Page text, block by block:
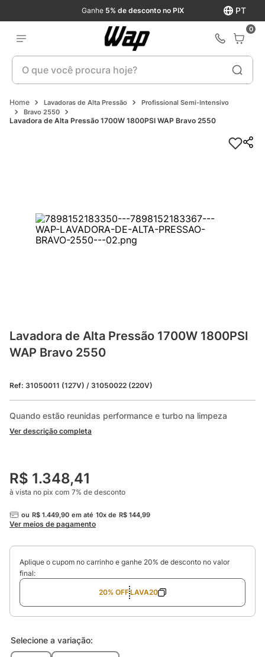
PT
Ganhe 5% de desconto no PIX
0
O que você procura hoje?
Lavadoras de Alta Pressão
Profissional Semi-Intensivo
Bravo 2550
Lavadora de Alta Pressão 1700W 1800PSI WAP Bravo 2550
Lavadora de Alta Pressão 1700W 1800PSI
WAP Bravo 2550
Ref: 31050011 (127V) / 31050022 (220V)
Quando estão reunidas performance e turbo na limpeza
Ver descrição completa
R$ 1.348,41
à vista no pix com 7% de desconto
ou R$ 1.449 90 em até 10x de R$ 144 99
Ver meios de pagamento
Aplique o cupom no carrinho e ganhe 20% de desconto no valor
final:
20% OFFLAVA20
Selecione a variação: